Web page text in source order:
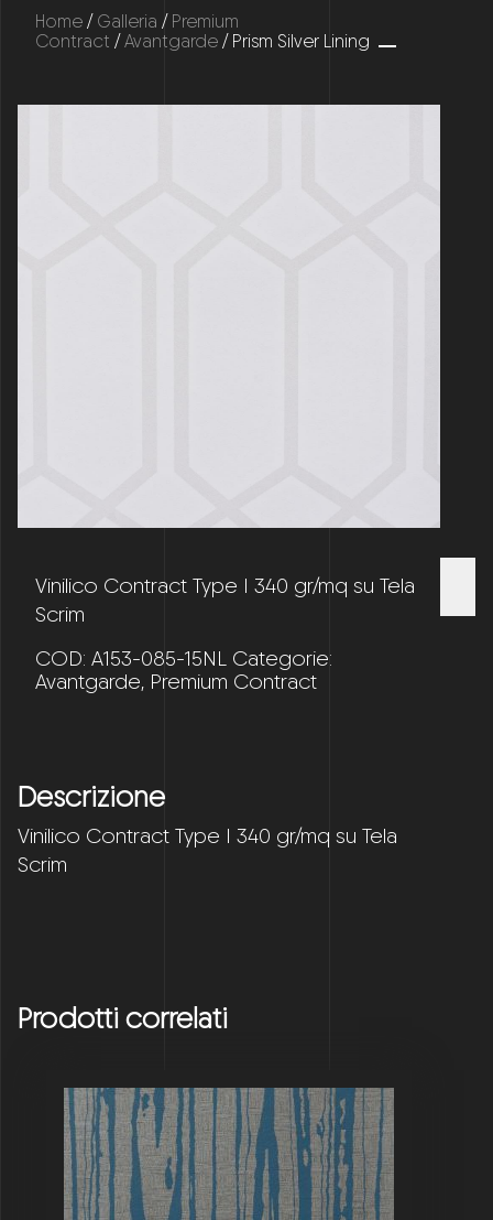
Home/Galleria /Premium
Contract /Avantgarde/ Prism Silver Lining
Vinilico Contract Type I 340 gr/mq su Tela
Scrim
COD: A153-085-15NL Categorie:
Avantgarde, Premium Contract
Descrizione
Vinilico Contract Type I 340 gr/mq su Tela
Scrim
Prodotti correlati